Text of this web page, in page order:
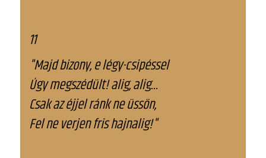
11
"Majd bizony, e légy-csipéssel
Úgy megszédült! alig, alig...
Csak az éjjel ránk ne üssön,
Fel ne verjen fris hajnalig!"